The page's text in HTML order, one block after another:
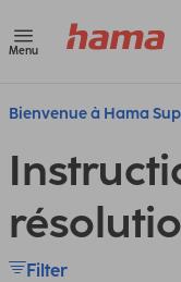
Menu
Bienvenue à Hama
Filter